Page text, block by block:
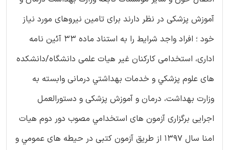
آموزش پزشكی در نظر دارند برای تامين نيروهای مورد نياز
خود ؛ افراد واجد شرايط را به استناد ماده 33 آئين نامه
اداری، استخدامی كاركنان غير هيات علمی دانشگاه/دانشكده
های علوم پزشكي و خدمات بهداشتي درمانی وابسته به
وزارت بهداشت، درمان و آموزش پزشكی و دستورالعمل
اجرايی برگزاری آزمون های استخدامي مصوب دور دوم هيات
امنا سال 1397 از طريق آزمون كتبی در حيطه های عمومي و